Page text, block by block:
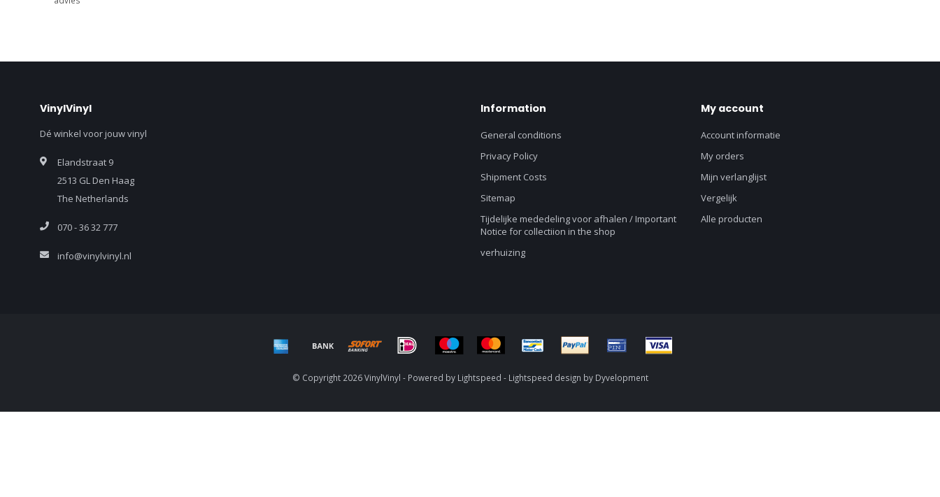
VinylVinyl
Dé winkel voor jouw vinyl
Elandstraat 9
2513 GL Den Haag
The Netherlands
070 - 36 32 777
info@vinylvinyl.nl
Information
General conditions
Privacy Policy
Shipment Costs
Sitemap
Tijdelijke mededeling voor afhalen / Important
Notice for collectiion in the shop
verhuizing
My account
Account informatie
My orders
Mijn verlanglijst
Vergelijk
Alle producten
© Copyright 2026 VinylVinyl - Powered by Lightspeed - Lightspeed design by Dyvelopment